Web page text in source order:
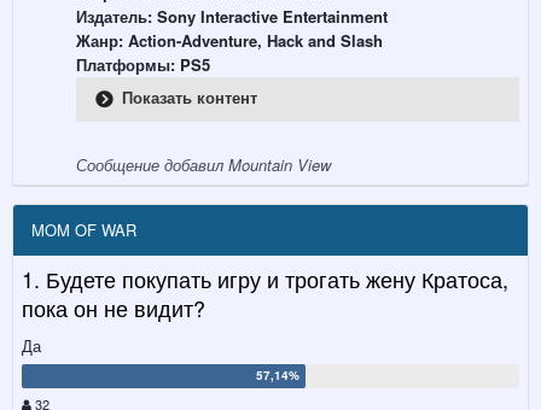
Издатель : Sony Interactive Entertainment
Жанр: Action-Adventure, Hack and Slash
Платформы: PS5
Показать контент
Сообщение добавил Mountain View
MOM OF WAR
1. Будете покупать игру и трогать жену Кратоса,
пока он не видит?
Да
32